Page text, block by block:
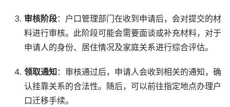
审核阶段：户口管理部门在收到申请后，会对提交的材
料进行审核。此阶段可能会需要面谈或补充材料，对于
申请人的身份、居住情况及家庭关系进行综合评估。
领取通知 ：审核通过后，申请人会收到相关的通知，确
认挂靠关系的合法性。随后，可以前往指定地点办理户
口迁移手续。